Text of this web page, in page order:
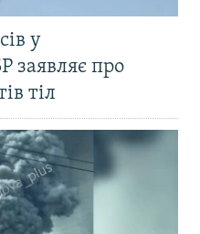
у
заявляє про
тіл